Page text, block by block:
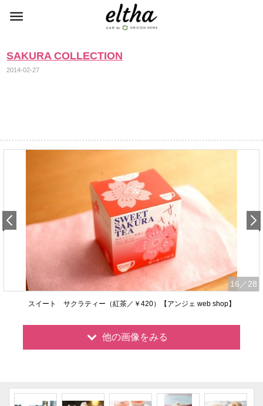
SAKURA COLLECTION
2014-02-27
16 ／28
スイート サクラティー（紅茶／￥420）【アンジェ web shop】
他の画像をみる